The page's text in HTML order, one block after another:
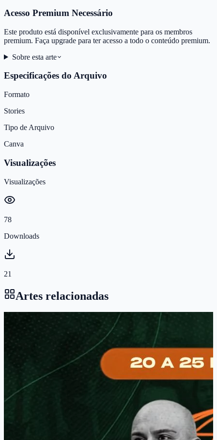
Acesso Premium Necessário
Este produto está disponível exclusivamente para os membros
premium. Faça upgrade para ter acesso a todo o conteúdo premium.
Sobre esta arte
Especificações do Arquivo
Formato
Stories
Tipo de Arquivo
Canva
Visualizações
Visualizações
78
Downloads
21
Artes relacionadas